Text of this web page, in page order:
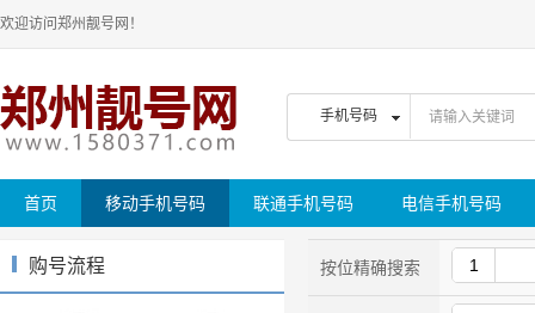
欢迎访问郑州靓号网！
首页 移动手机号码 联通手机号码 电信手机号码
购号流程 按位精确搜索